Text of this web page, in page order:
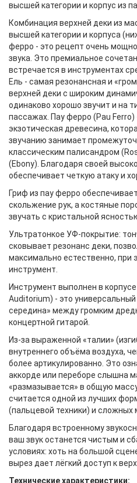
высшей категории и корпус из
Комбинация верхней деки из
высшей категории и корпуса
ферро - это рецепт очень
звука. Это премиальное
встречается в инструментах
Ель - самая резонансная и
верхней деки с широким
одинаково хорошо звучит и на
пассажах. Пау ферро (Pau
экзотическая древесина,
звучанию занимает
классическим палисандром
(Ebony). Благодаря своей
обеспечивает четкую атаку и
Гриф из пау ферро
скольжение рук, а костяные
звучать с кристальной
Ультратонкое УФ-покрытие:
сковывает резонанс деки,
максимально естественно,
инструмент.
Инструмент выполнен в
Auditorium) - это
середина» между громким
концертной гитарой.
Из-за выраженной «талии»
внутреннего объёма воздуха,
более артикулированно. Это
аккорде или переборе слышна
«размазывается» в общую
считается одной из лучших
(пальцевой техники) и сложных
Благодаря встроенному
ваш звук останется чистым и
условиях: хоть на большой
вырез дает лёгкий доступ к
Технические характеристики: